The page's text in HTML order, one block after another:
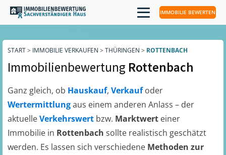
IMMOBILIE BEWERTEN
START> IMMOBILIE VERKAUFEN > THÜRINGEN > ROTTENBACH
Immobilienbewertung Rottenbach
Ganz gleich, ob Hauskauf, Verkaufoder
Wertermittlungaus einem anderen Anlass – der
aktuelleVerkehrswert bzw. Marktwert einer
Immobilie in Rottenbach sollte realistisch geschätzt
werden. Es lassen sich verschiedene Methoden zur